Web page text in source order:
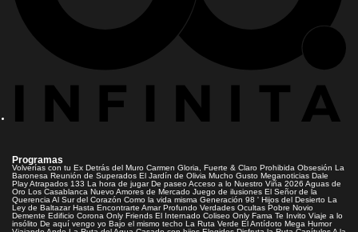
Programas
Volverías con tu Ex Detrás del Muro Carmen Gloria, Fuerte & Claro Prohibida Obsesión La
Baronesa Reunión de Superados El Jardín de Olivia Mucho Gusto Meganoticias Dale
PlayAtrapados 133 La hora de jugar De paseoAcceso a lo Nuestro Viña 2026 Aguas de
Oro Los Casablanca Nuevo Amores de Mercado Juego de ilusiones El Señor de la
Querencia Al Sur del Corazón Como la vida misma Generación 98 ' Hijos del Desierto La
Ley de Baltazar Hasta Encontrarte Amar Profundo Verdades Ocultas Pobre Novio
Demente Edificio Corona Only Friends El Internado Coliseo Only Fama Te Invito Viaje a lo
insólito De aquí vengo yo Bajo el mismo techo La Ruta Verde El Antídoto Mega Humor